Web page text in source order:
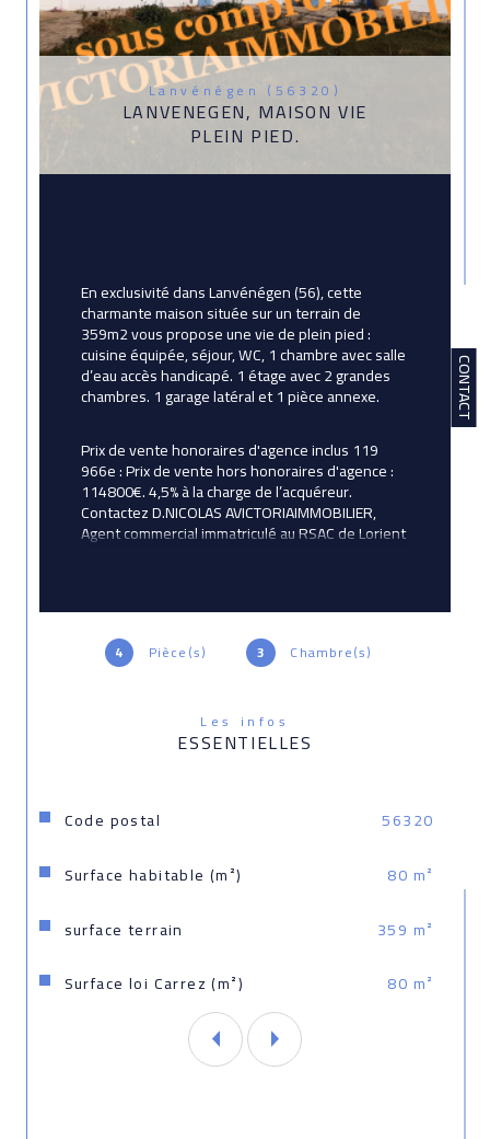
CONTACT
Lanvénégen (56320)
LANVENEGEN, MAISON VIE
PLEIN PIED.
4 Pièce(s) 3 Chambre(s)
Les infos
ESSENTIELLES
Caractéristiques Valeurs
Code postal
56320
Surface habitable (m²)
80 m²
surface terrain
359 m²
Surface loi Carrez (m²)
80 m²
En exclusivité dans Lanvénégen (56), cette
charmante maison située sur un terrain de
359m2 vous propose une vie de plein pied :
cuisine équipée, séjour, WC, 1 chambre avec salle
d’eau accès handicapé. 1 étage avec 2 grandes
chambres. 1 garage latéral et 1 pièce annexe.
Prix de vente honoraires d'agence inclus 119
966e : Prix de vente hors honoraires d'agence :
114800€. 4,5% à la charge de l’acquéreur.
Contactez D.NICOLAS AVICTORIAIMMOBILIER,
Agent commercial immatriculé au RSAC de Lorient